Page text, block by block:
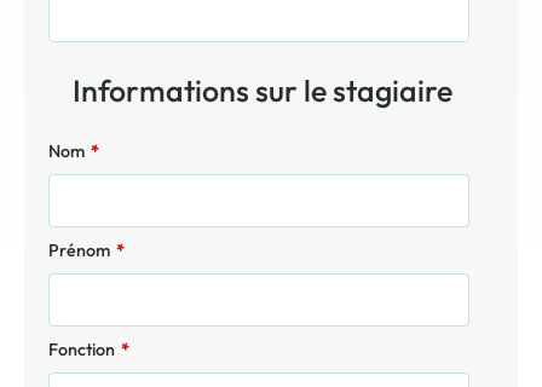
Informations sur le stagiaire
Nom *
Prénom *
Fonction *